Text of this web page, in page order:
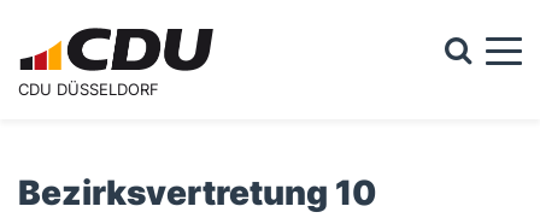
CDU DÜSSELDORF
Bezirksvertretung 10